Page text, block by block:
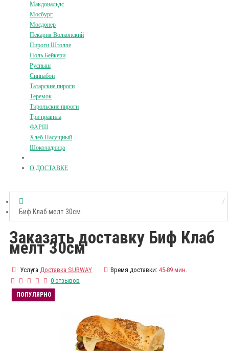
Макдональдс
Мосбург
Мосдонер
Пекарня Волконский
Пироги Штолле
Поль Бейкери
Руспыш
Синнабон
Татарские пироги
Теремок
Тирольские пироги
Три правила
ФАРШ
Хлеб Насущный
Шоколадница
О ДОСТАВКЕ
Биф Клаб мелт 30см
Заказать доставку Биф Клаб
мелт 30см
Услуга Доставка SUBWAY Время доставки: 45-89 мин.
0 отзывов
ПОПУЛЯРНО